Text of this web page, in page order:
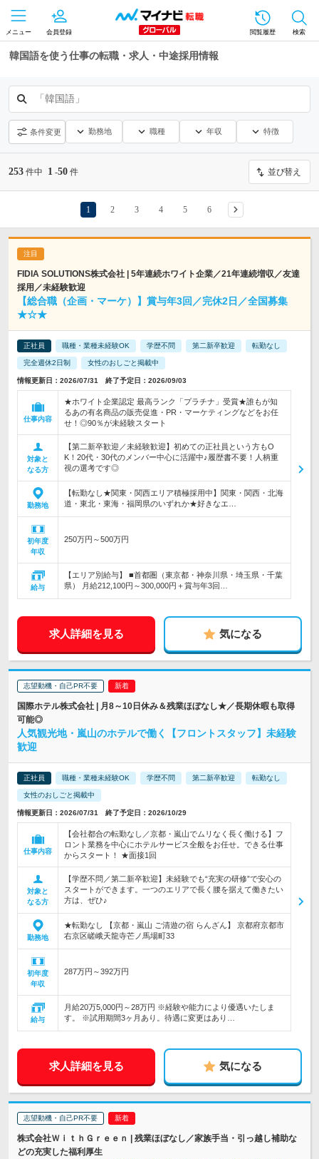
メニュー 会員登録 閲覧履歴 検索
韓国語を使う仕事の転職・求人・中途採用情報
「韓国語」
条件変更 勤務地 職種 年収 特徴
253 件中 1 -50 件 並び替え
1 2 3 4 5 6
FIDIA SOLUTIONS株式会社 | 5年連続ホワイト企業／21年連続増収／友達
採用／未経験歓迎
【総合職（企画・マーケ）】賞与年3回／完休2日／全国募集
★☆★
正社員 職種・業種未経験OK 学歴不問 第二新卒歓迎 転勤なし
完全週休2日制 女性のおしごと掲載中
情報更新日：2026/07/31 終了予定日：2026/09/03
仕事内容
★ホワイト企業認定 最高ランク「プラチナ」受賞★誰もが知
るあの有名商品の販売促進・PR・マーケティングなどをお任
せ！◎90％が未経験スタート
対象と
なる方
【第二新卒歓迎／未経験歓迎】初めての正社員という方もO
K！20代・30代のメンバー中心に活躍中♪履歴書不要！人柄重
視の選考です◎
勤務地
【転勤なし★関東・関西エリア積極採用中】関東・関西・北海
道・東北・東海・福岡県のいずれか★好きなエ…
初年度
年収
250万円～500万円
給与
【エリア別給与】 ■首都圏（東京都・神奈川県・埼玉県・千葉
県） 月給212,100円～300,000円＋賞与年3回…
求人詳細を見る 気になる
志望動機・自己PR不要
国際ホテル株式会社 | 月8～10日休み＆残業ほぼなし★／長期休暇も取得
可能◎
人気観光地・嵐山のホテルで働く【フロントスタッフ】未経験
歓迎
正社員 職種・業種未経験OK 学歴不問 第二新卒歓迎 転勤なし
女性のおしごと掲載中
情報更新日：2026/07/31 終了予定日：2026/10/29
仕事内容
【会社都合の転勤なし／京都・嵐山でムリなく長く働ける】フ
ロント業務を中心にホテルサービス全般をお任せ。できる仕事
からスタート！ ★面接1回
対象と
なる方
【学歴不問／第二新卒歓迎】未経験でも“充実の研修”で安心の
スタートができます。一つのエリアで長く腰を据えて働きたい
方は、ぜひ♪
勤務地
★転勤なし 【京都・嵐山 ご清遊の宿 らんざん】 京都府京都市
右京区嵯峨天龍寺芒ノ馬場町33
初年度
年収
287万円～392万円
給与
月給20万5,000円～28万円 ※経験や能力により優遇いたしま
す。 ※試用期間3ヶ月あり。待遇に変更はあり…
求人詳細を見る 気になる
志望動機・自己PR不要
株式会社ＷｉｔｈＧｒｅｅｎ | 残業ほぼなし／家族手当・引っ越し補助な
どの充実した福利厚生